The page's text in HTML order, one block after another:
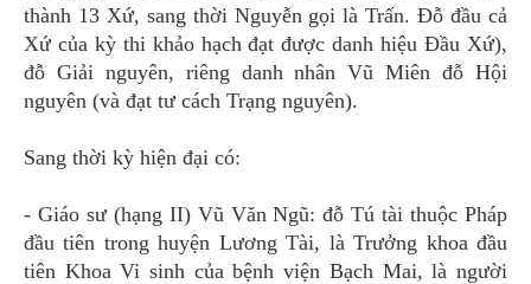
thành 13 Xứ, sang thời Nguyễn gọi là Trấn. Đỗ đầu cả
Xứ của kỳ thi khảo hạch đạt được danh hiệu Đầu Xứ),
đỗ Giải nguyên, riêng danh nhân Vũ Miên đỗ Hội
nguyên (và đạt tư cách Trạng nguyên).
Sang thời kỳ hiện đại có:
- Giáo sư (hạng II) Vũ Văn Ngũ: đỗ Tú tài thuộc Pháp
đầu tiên trong huyện Lương Tài, là Trưởng khoa đầu
tiên Khoa Vi sinh của bệnh viện Bạch Mai, là người